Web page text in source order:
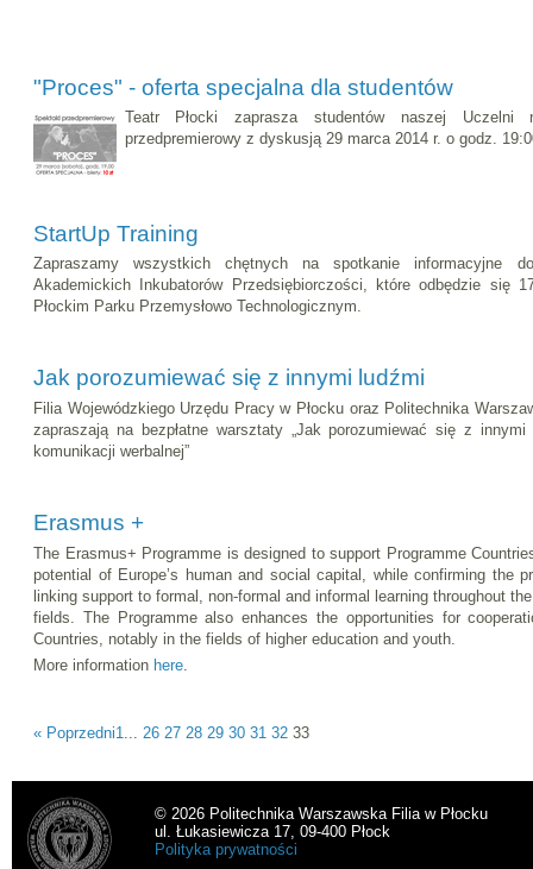
"Proces" - oferta specjalna dla studentów
Teatr Płocki zaprasza studentów naszej
przedpremierowy z dyskusją 29 marca 2014 r. o godz.
StartUp Training
Zapraszamy wszystkich chętnych na spotkanie informacyjne
Akademickich Inkubatorów Przedsiębiorczości, które odbędzie się
Płockim Parku Przemysłowo Technologicznym.
Jak porozumiewać się z innymi ludźmi
Filia Wojewódzkiego Urzędu Pracy w Płocku oraz Politechnika
zapraszają na bezpłatne warsztaty „Jak porozumiewać się z
komunikacji werbalnej”
Erasmus +
The Erasmus+ Programme is designed to support Programme
potential of Europe’s human and social capital, while confirming the
linking support to formal, non-formal and informal learning throughout
fields. The Programme also enhances the opportunities for
Countries, notably in the fields of higher education and youth.
More information here
« Poprzedni1 26 27 28 29 30 31 32 33
© 2026 Politechnika Warszawska Filia w Płocku
ul. Łukasiewicza 17, 09-400 Płock
Polityka prywatności